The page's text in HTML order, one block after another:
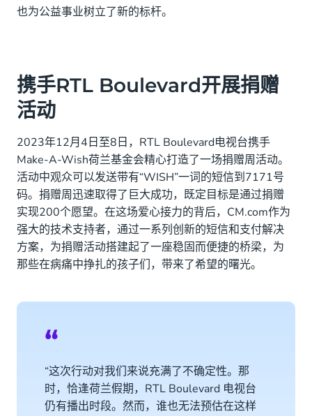
也为公益事业树立了新的标杆。
携手RTL Boulevard开展捐赠
活动
2023年12月4日至8日，RTL Boulevard电视台携手
Make-A-Wish荷兰基金会精心打造了一场捐赠周活动。
活动中观众可以发送带有“WISH”一词的短信到7171号
码。捐赠周迅速取得了巨大成功，既定目标是通过捐赠
实现200个愿望。在这场爱心接力的背后，CM.com作为
强大的技术支持者，通过一系列创新的短信和支付解决
方案，为捐赠活动搭建起了一座稳固而便捷的桥梁，为
那些在病痛中挣扎的孩子们，带来了希望的曙光。
“这次行动对我们来说充满了不确定性。那
时，恰逢荷兰假期，RTL Boulevard 电视台
仍有播出时段。然而，谁也无法预估在这样